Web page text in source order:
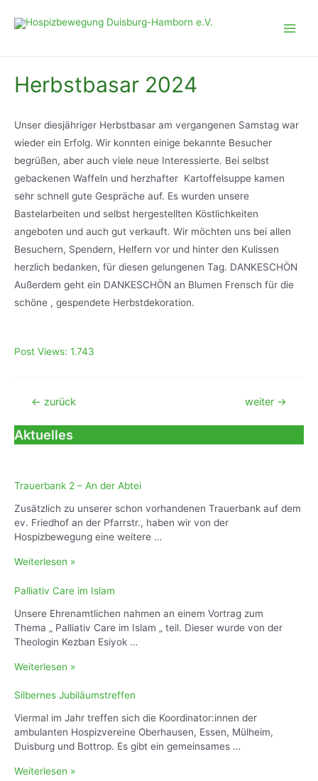
Inhalt
Herbstbasar 2024
Unser diesjähriger Herbstbasar am vergangenen Samstag war
wieder ein Erfolg. Wir konnten einige bekannte Besucher
begrüßen, aber auch viele neue Interessierte. Bei selbst
gebackenen Waffeln und herzhafter Kartoffelsuppe kamen
sehr schnell gute Gespräche auf. Es wurden unsere
Bastelarbeiten und selbst hergestellten Köstlichkeiten
angeboten und auch gut verkauft. Wir möchten uns bei allen
Besuchern, Spendern, Helfern vor und hinter den Kulissen
herzlich bedanken, für diesen gelungenen Tag. DANKESCHÖN
Außerdem geht ein DANKESCHÖN an Blumen Frensch für die
schöne , gespendete Herbstdekoration.
Post Views: 1.743
Beitragsnavigation
← zurück weiter →
Aktuelles
Trauerbank 2 – An der Abtei
Zusätzlich zu unserer schon vorhandenen Trauerbank auf dem
ev. Friedhof an der Pfarrstr., haben wir von der
Hospizbewegung eine weitere …
T
a
e
r
b
2
–
A
n
e
Weiterlesen »
Palliativ Care im Islam
Unsere Ehrenamtlichen nahmen an einem Vortrag zum
Thema „ Palliativ Care im Islam „ teil. Dieser wurde von der
Theologin Kezban Esiyok …
P
l
a
t
i
Weiterlesen »
Silbernes Jubiläumstreffen
Viermal im Jahr treffen sich die Koordinator:innen der
ambulanten Hospizvereine Oberhausen, Essen, Mülheim,
Duisburg und Bottrop. Es gibt ein gemeinsames …
S
Weiterlesen »